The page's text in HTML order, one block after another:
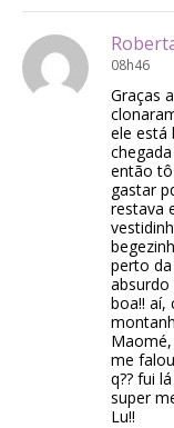
08h46
Graças
ele está
então
gastar
restava
perto da
boa!! aí,
me
q?? fui
super
Lu!!